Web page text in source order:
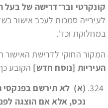
קונקרטי ובר־דרישה של בעל
לעירייה סמכות לעכב אישור
במחלוקת וכד'.
המקור החוקי לדרישת האישור הוא
העיריות [נוסח חדש] הקובע
(א) לא תירשם בפנקסי
נכס, אלא אם הוצגה